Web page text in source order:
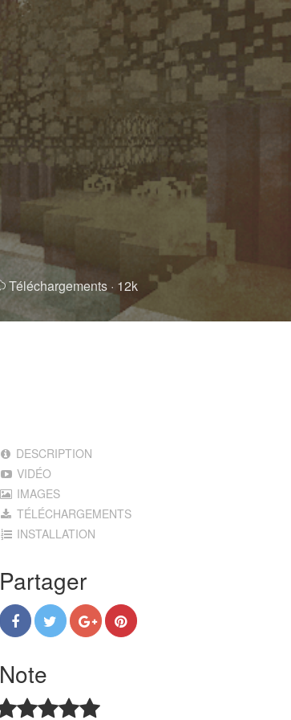
Téléchargements · 12k
DESCRIPTION
VIDÉO
IMAGES
TÉLÉCHARGEMENTS
INSTALLATION
Partager
Note